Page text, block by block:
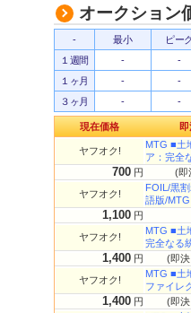
オークション
- 最小 ピーク
１週間
- -
１ヶ月
- -
３ヶ月
- -
現在価格 即
ヤフオク!
MTG ■土
ア：完全
700 円 (即
ヤフオク!
FOIL/黒
語版/
1,100 円
ヤフオク!
MTG ■土
完全なる
1,400 円 (即
ヤフオク!
MTG ■土
ファイレ
1,400 円 (即